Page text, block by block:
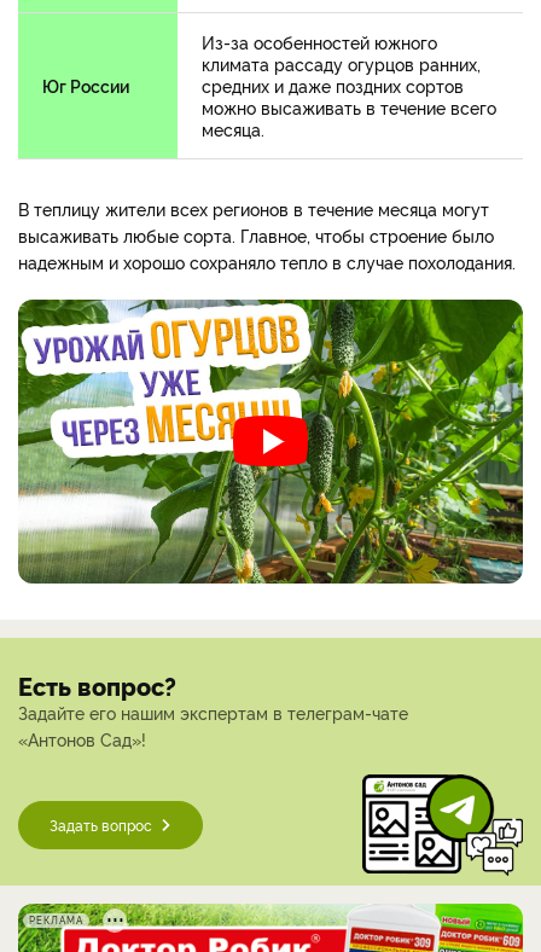
Юг России
Из-за особенностей южного
климата рассаду огурцов ранних,
средних и даже поздних сортов
можно высаживать в течение всего
месяца.
В теплицу жители всех регионов в течение месяца могут
высаживать любые сорта. Главное, чтобы строение было
надежным и хорошо сохраняло тепло в случае похолодания.
Есть вопрос?
Задайте его нашим экспертам в телеграм-чате
«Антонов Сад»!
Задать вопрос
РЕКЛАМА